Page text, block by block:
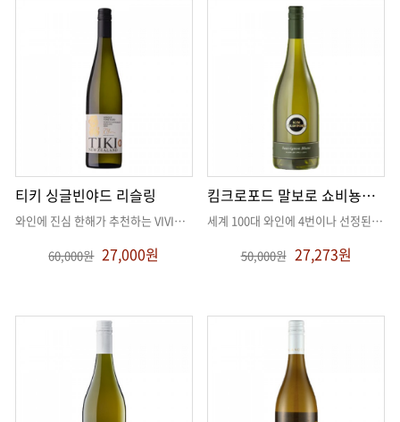
티키 싱글빈야드 리슬링
와인에 진심 한해가 추천하는 VIVINO 4.5점 리슬링 . .
60,000원 27,000원
킴크로포드 말보로 쇼비뇽블랑
세계 100대 와인에 4번이나 선정된 역대급 쇼비뇽블랑
50,000원 27,273원